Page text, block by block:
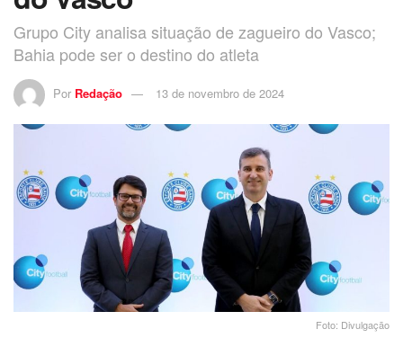
Grupo City analisa situação de zagueiro do Vasco;
Bahia pode ser o destino do atleta
Por Redação 13 de novembro de 2024
Foto: Divulgação